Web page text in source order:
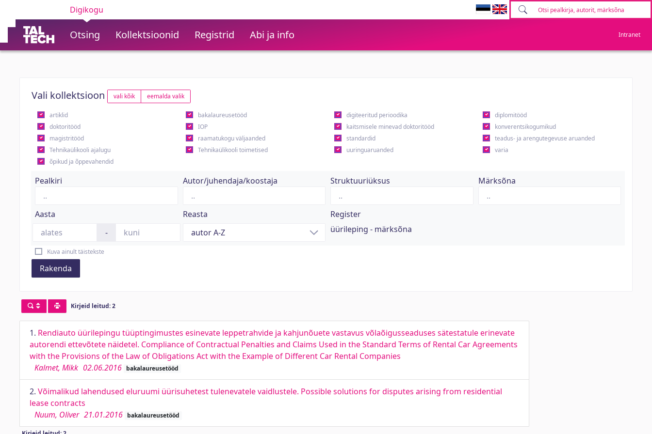
Digikogu
Otsing Kollektsioonid Registrid Abi ja info Intranet
Vali kollektsioon vali kõik eemalda valik
artiklid bakalaureusetööd digiteeritud perioodika
diplomitööd
doktoritööd
IOP kaitsmisele minevad doktoritööd
konverentsikogumikud
magistritööd
raamatukogu väljaanded standardid
teadus- ja arengutegevuse aruanded
Tehnikaülikooli ajalugu
Tehnikaülikooli toimetised uuringuaruanded
varia
õpikud ja õppevahendid
Pealkiri Autor/juhendaja/koostaja Struktuuriüksus Märksõna
Aasta
-
Reasta
Register
üürileping - märksõna
Kuva ainult täistekste
Rakenda
Kirjeid leitud: 2
1. Rendiauto üürilepingu tüüptingimustes esinevate leppetrahvide ja kahjunõuete vastavus võlaõigusseaduses sätestatule erinevate
autorendi ettevõtete näidetel. Compliance of Contractual Penalties and Claims Used in the Standard Terms of Rental Car Agreements
with the Provisions of the Law of Obligations Act with the Example of Different Car Rental Companies
Kalmet, Mikk 02.06.2016 bakalaureusetööd
2. Võimalikud lahendused eluruumi üürisuhetest tulenevatele vaidlustele. Possible solutions for disputes arising from residential
lease contracts
Nuum, Oliver 21.01.2016 bakalaureusetööd